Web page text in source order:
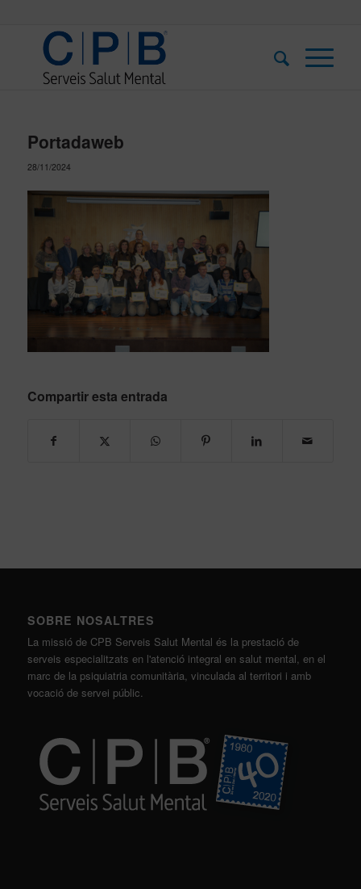
Portadaweb
28/11/2024
Compartir esta entrada
SOBRE NOSALTRES
La missió de CPB Serveis Salut Mental és la prestació de
serveis especialitzats en l'atenció integral en salut mental, en el
marc de la psiquiatria comunitària, vinculada al territori i amb
vocació de servei públic.